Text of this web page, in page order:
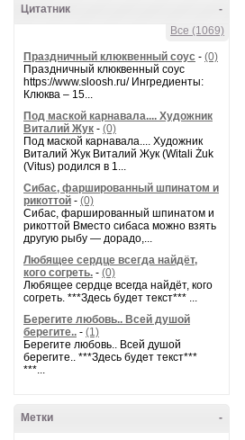
-
Цитатник
Все (1069)
Праздничный клюквенный соус - (0)
Праздничный клюквенный соус
https://www.sloosh.ru/ Ингредиенты:
Клюква – 15...
Под маской карнавала.... Художник
Виталий Жук - (0)
Под маской карнавала.... Художник
Виталий Жук Виталий Жук (Witali Żuk
(Vitus) родился в 1...
Сибас, фаршированный шпинатом и
рикоттой - (0)
Сибас, фаршированный шпинатом и
рикоттой Вместо сибаса можно взять
другую рыбу — дорадо,...
Любящее сердце всегда найдёт,
кого согреть. - (0)
Любящее сердце всегда найдёт, кого
согреть. ***Здесь будет текст*** ...
Берегите любовь.. Всей душой
берегите.. - (1)
Берегите любовь.. Всей душой
берегите.. ***Здесь будет текст***
***...
-
Метки